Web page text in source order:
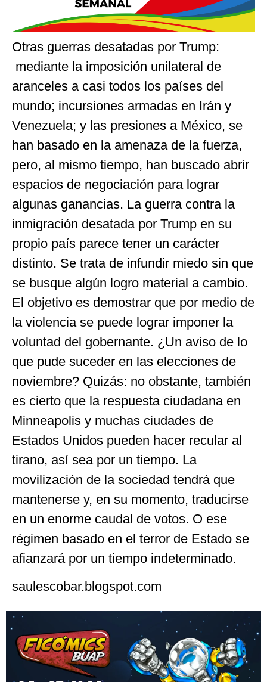
Otras guerras desatadas por Trump:
mediante la imposición unilateral de
aranceles a casi todos los países del
mundo; incursiones armadas en Irán y
Venezuela; y las presiones a México, se
han basado en la amenaza de la fuerza,
pero, al mismo tiempo, han buscado abrir
espacios de negociación para lograr
algunas ganancias. La guerra contra la
inmigración desatada por Trump en su
propio país parece tener un carácter
distinto. Se trata de infundir miedo sin que
se busque algún logro material a cambio.
El objetivo es demostrar que por medio de
la violencia se puede lograr imponer la
voluntad del gobernante. ¿Un aviso de lo
que pude suceder en las elecciones de
noviembre? Quizás: no obstante, también
es cierto que la respuesta ciudadana en
Minneapolis y muchas ciudades de
Estados Unidos pueden hacer recular al
tirano, así sea por un tiempo. La
movilización de la sociedad tendrá que
mantenerse y, en su momento, traducirse
en un enorme caudal de votos. O ese
régimen basado en el terror de Estado se
afianzará por un tiempo indeterminado.
saulescobar.blogspot.com